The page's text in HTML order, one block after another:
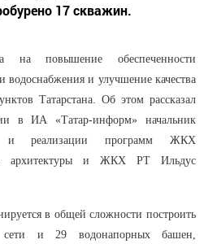
17 скважин.
на повышение обеспеченности
водоснабжения и улучшение качества
Татарстана. Об этом рассказал
в ИА «Татар-информ» начальник
и реализации программ ЖКХ
архитектуры и ЖКХ РТ Ильдус
в общей сложности построить
и 29 водонапорных башен,